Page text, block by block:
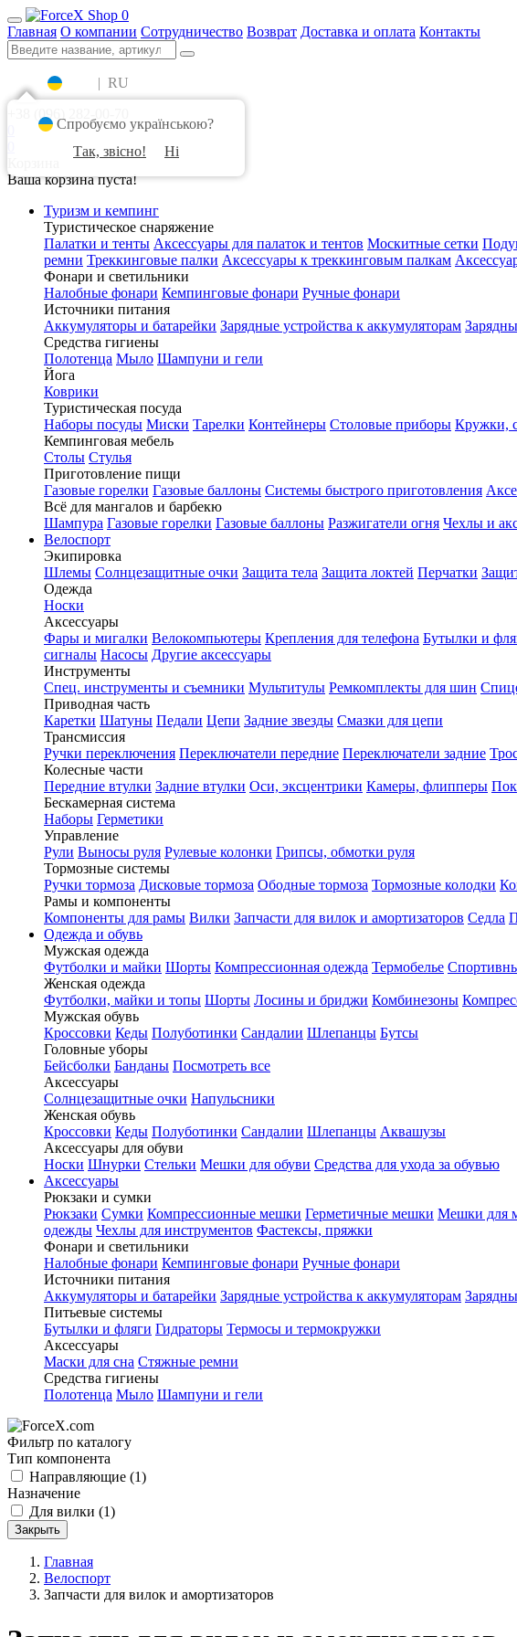
0
Главная О компании Сотрудничество Возврат Доставка и оплата Контакты
| RU
+38 (096) 282-00-70
Ваша корзина пуста!
Туризм и кемпинг
Туристическое снаряжение
Палатки и тенты Аксессуары для палаток и тентов Москитные сетки
ремни Треккинговые палки Аксессуары к треккинговым палкам
Фонари и светильники
Налобные фонари Кемпинговые фонари Ручные фонари
Источники питания
Аккумуляторы и батарейки Зарядные устройства к аккумуляторам
Средства гигиены
Полотенца Мыло Шампуни и гели
Йога
Коврики
Туристическая посуда
Наборы посуды Миски Тарелки Контейнеры Столовые приборы Кружки,
Кемпинговая мебель
Столы Стулья
Приготовление пищи
Газовые горелки Газовые баллоны Системы быстрого приготовления
Всё для мангалов и барбекю
Шампура Газовые горелки Газовые баллоны Разжигатели огня Чехлы и
Велоспорт
Экипировка
Шлемы Солнцезащитные очки Защита тела Защита локтей Перчатки
Одежда
Носки
Аксессуары
Фары и мигалки Велокомпьютеры Крепления для телефона Бутылки и
сигналы Насосы Другие аксессуары
Инструменты
Спец. инструменты и съемники Мультитулы Ремкомплекты для шин
Приводная часть
Каретки Шатуны Педали Цепи Задние звезды Смазки для цепи
Трансмиссия
Ручки переключения Переключатели передние Переключатели задние
Колесные части
Передние втулки Задние втулки Оси, эксцентрики Камеры, флипперы
Бескамерная система
Наборы Герметики
Управление
Рули Выносы руля Рулевые колонки Грипсы, обмотки руля
Тормозные системы
Ручки тормоза Дисковые тормоза Ободные тормоза Тормозные колодки
Рамы и компоненты
Компоненты для рамы Вилки Запчасти для вилок и амортизаторов Седла
Одежда и обувь
Мужская одежда
Футболки и майки Шорты Компрессионная одежда Термобелье
Женская одежда
Футболки, майки и топы Шорты Лосины и бриджи Комбинезоны
Мужская обувь
Кроссовки Кеды Полуботинки Сандалии Шлепанцы Бутсы
Головные уборы
Бейсболки Банданы Посмотреть все
Аксессуары
Солнцезащитные очки Напульсники
Женская обувь
Кроссовки Кеды Полуботинки Сандалии Шлепанцы Аквашузы
Аксессуары для обуви
Носки Шнурки Стельки Мешки для обуви Средства для ухода за обувью
Аксессуары
Рюкзаки и сумки
Рюкзаки Сумки Компрессионные мешки Герметичные мешки Мешки для
одежды Чехлы для инструментов Фастексы, пряжки
Фонари и светильники
Налобные фонари Кемпинговые фонари Ручные фонари
Источники питания
Аккумуляторы и батарейки Зарядные устройства к аккумуляторам
Питьевые системы
Бутылки и фляги Гидраторы Термосы и термокружки
Аксессуары
Маски для сна Стяжные ремни
Средства гигиены
Полотенца Мыло Шампуни и гели
Фильтр по каталогу
Тип компонента
Направляющие (1)
Назначение
Для вилки (1)
Закрыть
Главная
Велоспорт
Запчасти для вилок и амортизаторов
Спробуємо українською?
Так, звісно!
Ні